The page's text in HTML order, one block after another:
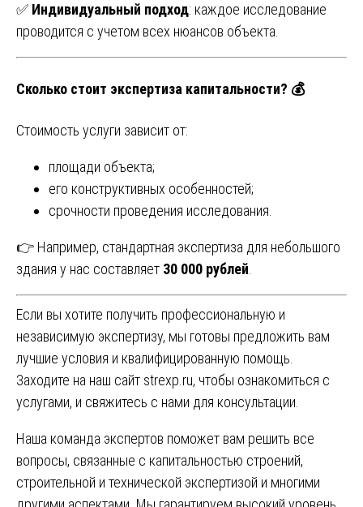
✅ Индивидуальный подход: каждое исследование
проводится с учетом всех нюансов объекта.
Сколько стоит экспертиза капитальности? 💰
Стоимость услуги зависит от:
площади объекта;
его конструктивных особенностей;
срочности проведения исследования.
👉 Например, стандартная экспертиза для небольшого
здания у нас составляет 30 000 рублей.
Если вы хотите получить профессиональную и
независимую экспертизу, мы готовы предложить вам
лучшие условия и квалифицированную помощь.
Заходите на наш сайт strexp.ru, чтобы ознакомиться с
услугами, и свяжитесь с нами для консультации.
Наша команда экспертов поможет вам решить все
вопросы, связанные с капитальностью строений,
строительной и технической экспертизой и многими